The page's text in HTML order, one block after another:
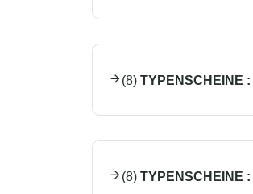
(8) TYPENSCHEINE :
(8) TYPENSCHEINE :